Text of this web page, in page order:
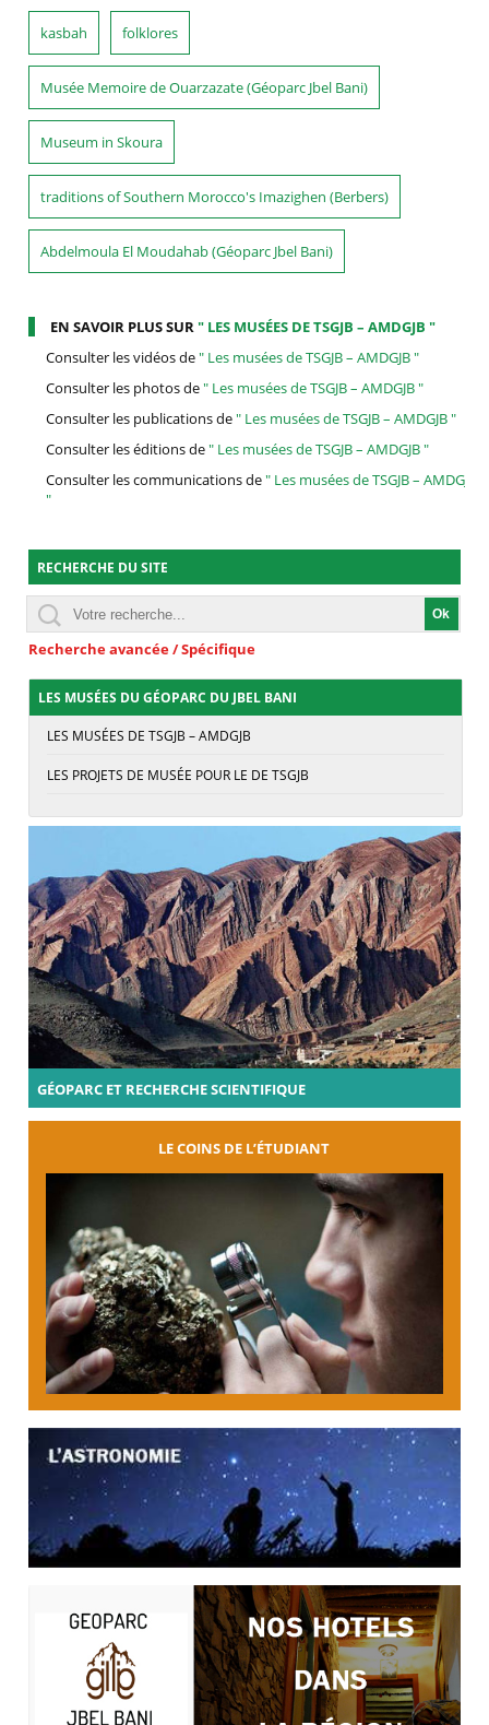
kasbah folklores
Musée Memoire de Ouarzazate (Géoparc Jbel Bani)
Museum in Skoura
traditions of Southern Morocco's Imazighen (Berbers)
Abdelmoula El Moudahab (Géoparc Jbel Bani)
EN SAVOIR PLUS SUR" LES MUSÉES DE TSGJB – AMDGJB "
Consulter les vidéos de" Les musées de TSGJB – AMDGJB "
Consulter les photos de" Les musées de TSGJB – AMDGJB "
Consulter les publications de" Les musées de TSGJB – AMDGJB "
Consulter les éditions de" Les musées de TSGJB – AMDGJB "
Consulter les communications de" Les musées de TSGJB – AMDGJB
"
RECHERCHE DU SITE
Recherche avancée / Spécifique
LES MUSÉES DU GÉOPARC DU JBEL BANI
LES MUSÉES DE TSGJB – AMDGJB
LES PROJETS DE MUSÉE POUR LE DE TSGJB
GÉOPARC ET RECHERCHE SCIENTIFIQUE
LE COINS DE L’ÉTUDIANT